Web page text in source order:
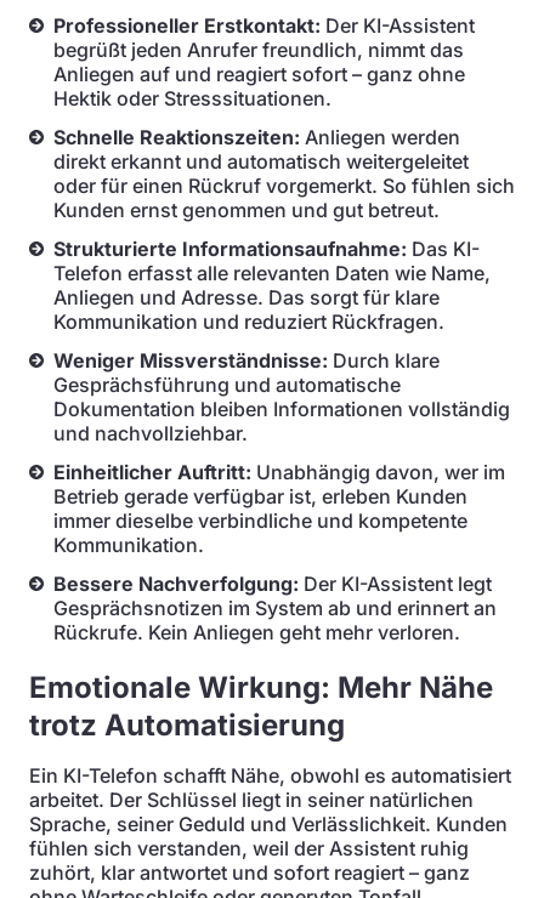
Professioneller Erstkontakt: Der KI-Assistent
begrüßt jeden Anrufer freundlich, nimmt das
Anliegen auf und reagiert sofort – ganz ohne
Hektik oder Stresssituationen.
Schnelle Reaktionszeiten: Anliegen werden
direkt erkannt und automatisch weitergeleitet
oder für einen Rückruf vorgemerkt. So fühlen sich
Kunden ernst genommen und gut betreut.
Strukturierte Informationsaufnahme: Das KI-
Telefon erfasst alle relevanten Daten wie Name,
Anliegen und Adresse. Das sorgt für klare
Kommunikation und reduziert Rückfragen.
Weniger Missverständnisse: Durch klare
Gesprächsführung und automatische
Dokumentation bleiben Informationen vollständig
und nachvollziehbar.
Einheitlicher Auftritt: Unabhängig davon, wer im
Betrieb gerade verfügbar ist, erleben Kunden
immer dieselbe verbindliche und kompetente
Kommunikation.
Bessere Nachverfolgung: Der KI-Assistent legt
Gesprächsnotizen im System ab und erinnert an
Rückrufe. Kein Anliegen geht mehr verloren.
Emotionale Wirkung: Mehr Nähe
trotz Automatisierung
Ein KI-Telefon schafft Nähe, obwohl es automatisiert
arbeitet. Der Schlüssel liegt in seiner natürlichen
Sprache, seiner Geduld und Verlässlichkeit. Kunden
fühlen sich verstanden, weil der Assistent ruhig
zuhört, klar antwortet und sofort reagiert – ganz